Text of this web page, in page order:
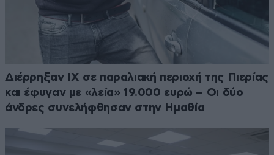
Διέρρηξαν ΙΧ σε παραλιακή περιοχή της Πιερίας
και έφυγαν με «λεία» 19.000 ευρώ – Οι δύο
άνδρες συνελήφθησαν στην Ημαθία